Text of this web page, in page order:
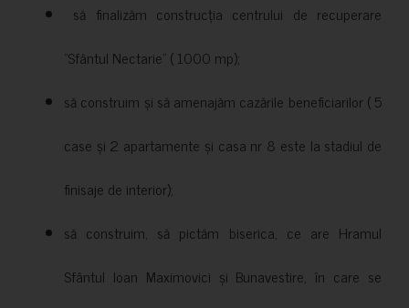
să finalizăm construcția centrului de recuperare
”Sfântul Nectarie” ( 1000 mp);
să construim și să amenajăm cazările beneficiarilor ( 5
case și 2 apartamente și casa nr 8 este la stadiul de
finisaje de interior);
să construim, să pictăm biserica, ce are Hramul
Sfântul Ioan Maximovici și Bunavestire, în care se